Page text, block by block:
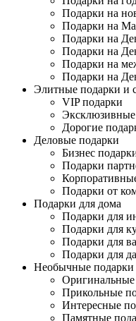
Подарки на
Подарки на
Подарки на
Подарки на
Подарки на
Подарки на
Элитные подарки и
VIP подарки
Дорогие
Деловые подарки
Бизнес
Подарки
Подарки от
Подарки для дома
Подарки для
Подарки для
Подарки для
Подарки для
Необычные подарки
Прикольные
Интересные
Памятные